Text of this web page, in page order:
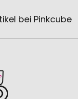
bei Pinkcube